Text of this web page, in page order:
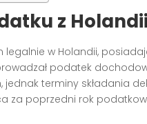
z
w Holandii,
podatek
terminy składania
za poprzedni rok